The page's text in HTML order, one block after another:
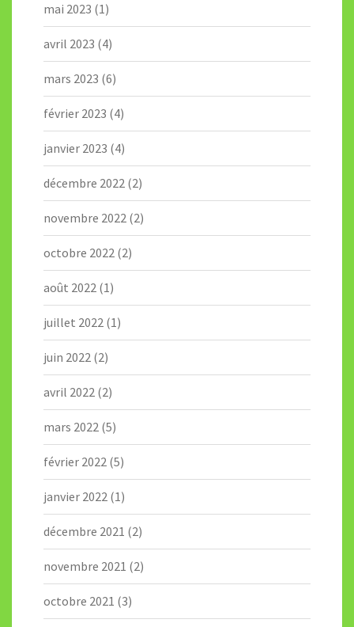
mai 2023 (1)
avril 2023 (4)
mars 2023 (6)
février 2023 (4)
janvier 2023 (4)
décembre 2022 (2)
novembre 2022 (2)
octobre 2022 (2)
août 2022 (1)
juillet 2022 (1)
juin 2022 (2)
avril 2022 (2)
mars 2022 (5)
février 2022 (5)
janvier 2022 (1)
décembre 2021 (2)
novembre 2021 (2)
octobre 2021 (3)